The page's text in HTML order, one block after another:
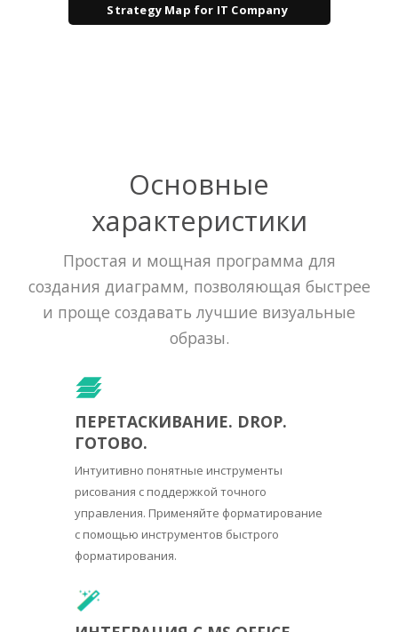
Strategy Map for IT Company
Основные
характеристики
Простая и мощная программа для
создания диаграмм, позволяющая быстрее
и проще создавать лучшие визуальные
образы.
ПЕРЕТАСКИВАНИЕ. DROP.
ГОТОВО.
Интуитивно понятные инструменты
рисования с поддержкой точного
управления. Применяйте форматирование
с помощью инструментов быстрого
форматирования.